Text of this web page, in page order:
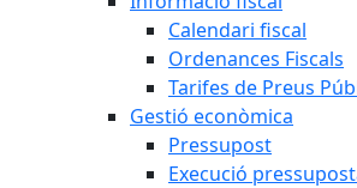
Calendari fiscal
Ordenances Fiscals
Tarifes de Preus
Gestió econòmica
Pressupost
Execució